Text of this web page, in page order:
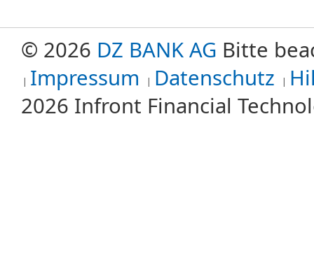
© 2026 DZ BANK AG Bitte
Impressum
Datenschutz
2026 Infront Financial